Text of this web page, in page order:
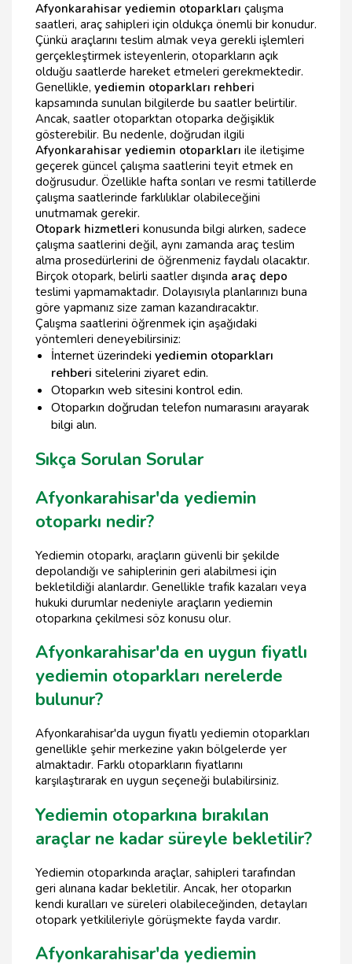
Afyonkarahisar yediemin otoparkları çalışma
saatleri, araç sahipleri için oldukça önemli bir konudur.
Çünkü araçlarını teslim almak veya gerekli işlemleri
gerçekleştirmek isteyenlerin, otoparkların açık
olduğu saatlerde hareket etmeleri gerekmektedir.
Genellikle, yediemin otoparkları rehberi
kapsamında sunulan bilgilerde bu saatler belirtilir.
Ancak, saatler otoparktan otoparka değişiklik
gösterebilir. Bu nedenle, doğrudan ilgili
Afyonkarahisar yediemin otoparkları ile iletişime
geçerek güncel çalışma saatlerini teyit etmek en
doğrusudur. Özellikle hafta sonları ve resmi tatillerde
çalışma saatlerinde farklılıklar olabileceğini
unutmamak gerekir.
Otopark hizmetleri konusunda bilgi alırken, sadece
çalışma saatlerini değil, aynı zamanda araç teslim
alma prosedürlerini de öğrenmeniz faydalı olacaktır.
Birçok otopark, belirli saatler dışında araç depo
teslimi yapmamaktadır. Dolayısıyla planlarınızı buna
göre yapmanız size zaman kazandıracaktır.
Çalışma saatlerini öğrenmek için aşağıdaki
yöntemleri deneyebilirsiniz:
İnternet üzerindeki yediemin otoparkları
rehberi sitelerini ziyaret edin.
Otoparkın web sitesini kontrol edin.
Otoparkın doğrudan telefon numarasını arayarak
bilgi alın.
Sıkça Sorulan Sorular
Afyonkarahisar'da yediemin
otoparkı nedir?
Yediemin otoparkı, araçların güvenli bir şekilde
depolandığı ve sahiplerinin geri alabilmesi için
bekletildiği alanlardır. Genellikle trafik kazaları veya
hukuki durumlar nedeniyle araçların yediemin
otoparkına çekilmesi söz konusu olur.
Afyonkarahisar'da en uygun fiyatlı
yediemin otoparkları nerelerde
bulunur?
Afyonkarahisar'da uygun fiyatlı yediemin otoparkları
genellikle şehir merkezine yakın bölgelerde yer
almaktadır. Farklı otoparkların fiyatlarını
karşılaştırarak en uygun seçeneği bulabilirsiniz.
Yediemin otoparkına bırakılan
araçlar ne kadar süreyle bekletilir?
Yediemin otoparkında araçlar, sahipleri tarafından
geri alınana kadar bekletilir. Ancak, her otoparkın
kendi kuralları ve süreleri olabileceğinden, detayları
otopark yetkilileriyle görüşmekte fayda vardır.
Afyonkarahisar'da yediemin